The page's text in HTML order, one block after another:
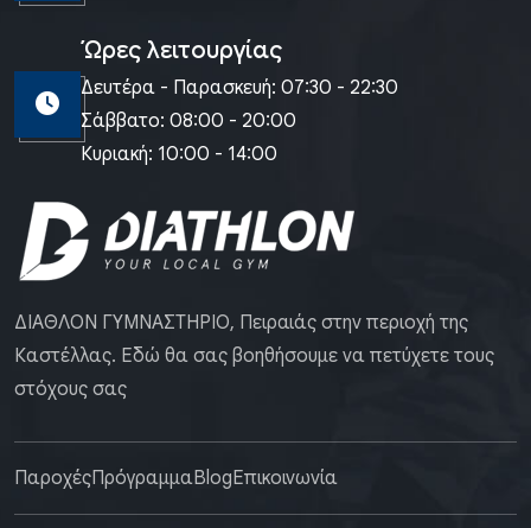
Ώρες λειτουργίας
Δευτέρα - Παρασκευή: 07:30 - 22:30
Σάββατο: 08:00 - 20:00
Κυριακή: 10:00 - 14:00
ΔΙΑΘΛΟΝ ΓΥΜΝΑΣΤΗΡΙΟ, Πειραιάς στην περιοχή της
Καστέλλας. Εδώ θα σας βοηθήσουμε να πετύχετε τους
στόχους σας
ΠαροχέςΠρόγραμμαBlogΕπικοινωνία